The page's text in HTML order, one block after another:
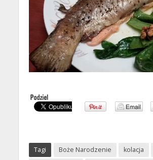
Tagi Boże Narodzenie kolacja